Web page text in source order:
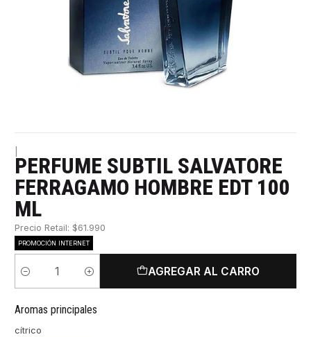
PERFUME SUBTIL SALVATORE
FERRAGAMO HOMBRE EDT 100
ML
Precio Retail: $61.990
PROMOCIÓN INTERNET
Cantidad
AGREGAR AL CARRO
Aromas principales
cítrico